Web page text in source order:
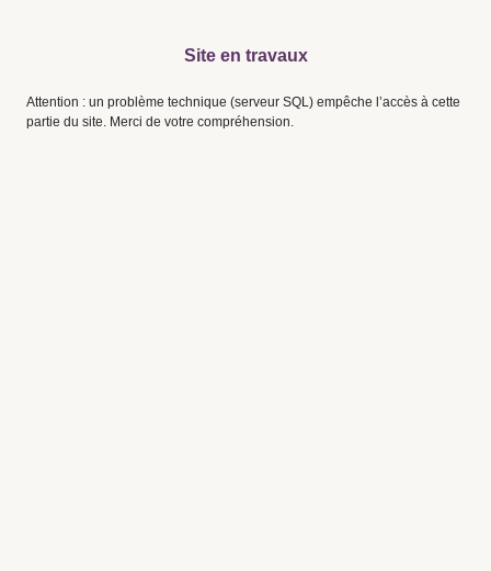
Site en travaux
Attention : un problème technique (serveur SQL) empêche l’accès à cette
partie du site. Merci de votre compréhension.